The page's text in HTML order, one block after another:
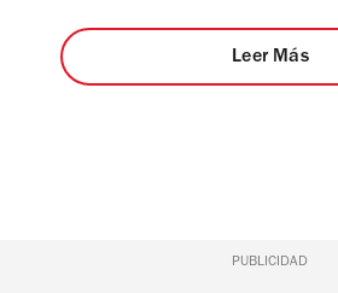
Leer Más
PUBLICIDAD